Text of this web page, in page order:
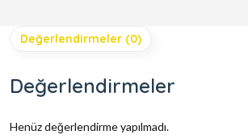
Değerlendirmeler (0)
Değerlendirmeler
Henüz değerlendirme yapılmadı.